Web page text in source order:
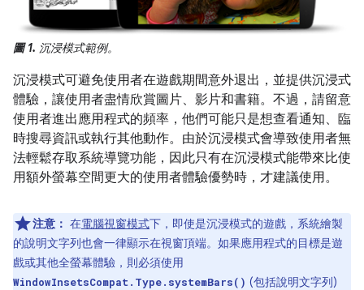
圖 1. 沉浸模式範例。
沉浸模式可避免使用者在遊戲期間意外退出，並提供沉浸式
體驗，讓使用者盡情欣賞圖片、影片和書籍。不過，請留意
使用者進出應用程式的頻率，他們可能只是想查看通知、臨
時搜尋資訊或執行其他動作。由於沉浸模式會導致使用者無
法輕鬆存取系統導覽功能，因此只有在沉浸模式能帶來比使
用額外螢幕空間更大的使用者體驗優勢時，才建議使用。
注意： 在電腦視窗模式下，即使是沉浸模式的遊戲，系統繪製
的說明文字列也會一律顯示在視窗頂端。如果應用程式的目標是遊
戲或其他全螢幕體驗，則必須使用
WindowInsetsCompat.Type.systemBars() (包括說明文字列)